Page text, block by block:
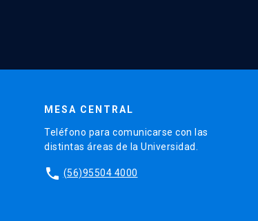
MESA CENTRAL
Teléfono para comunicarse con las
distintas áreas de la Universidad.
phone (56)95504 4000